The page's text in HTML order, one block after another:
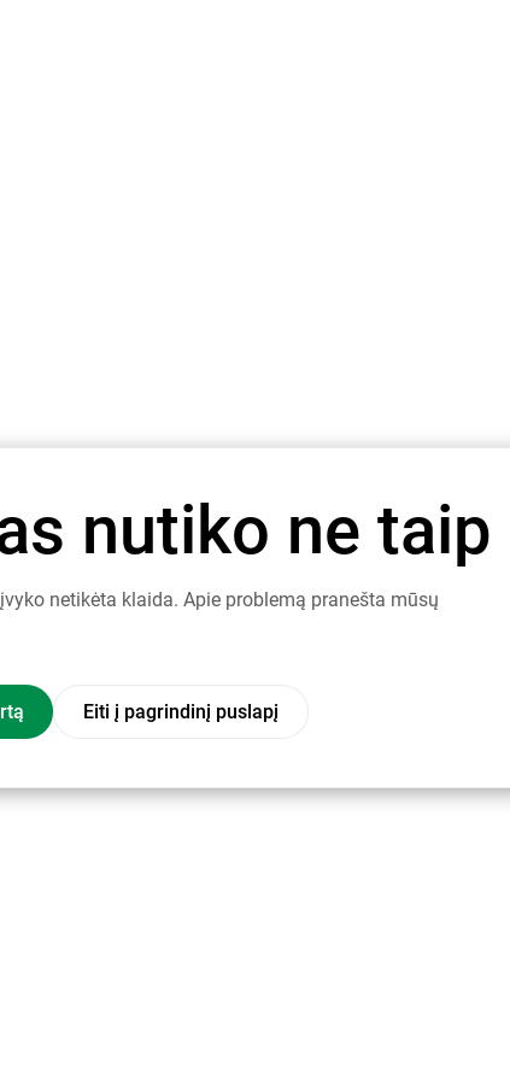
nutiko ne taip
netikėta klaida. Apie problemą pranešta mūsų
Eiti į pagrindinį puslapį